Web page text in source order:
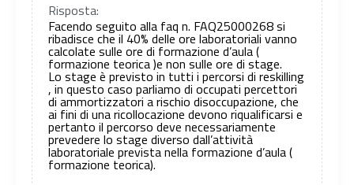
Risposta:
Facendo seguito alla faq n. FAQ25000268 si
ribadisce che il 40% delle ore laboratoriali vanno
calcolate sulle ore di formazione d’aula (
formazione teorica )e non sulle ore di stage.
Lo stage è previsto in tutti i percorsi di reskilling
, in questo caso parliamo di occupati percettori
di ammortizzatori a rischio disoccupazione, che
ai fini di una ricollocazione devono riqualificarsi e
pertanto il percorso deve necessariamente
prevedere lo stage diverso dall’attività
laboratoriale prevista nella formazione d’aula (
formazione teorica).